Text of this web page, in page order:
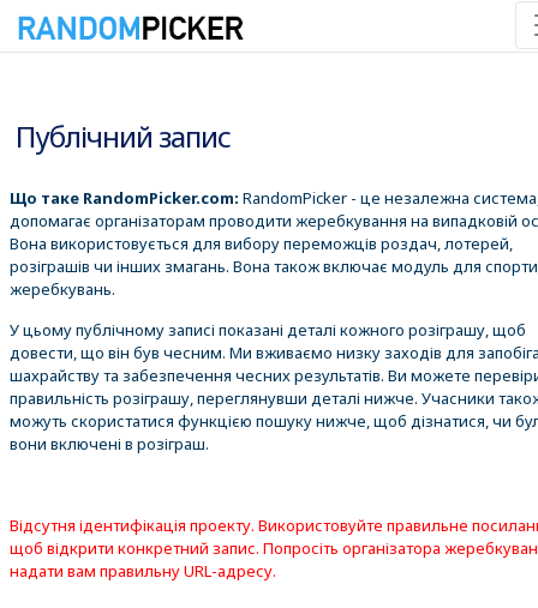
Публічний запис
Що таке RandomPicker.com: RandomPicker - це незалежна
допомагає організаторам проводити жеребкування на випадковій
Вона використовується для вибору переможців роздач, лотерей,
розіграшів чи інших змагань. Вона також включає модуль для
жеребкувань.
У цьому публічному записі показані деталі кожного розіграшу, щоб
довести, що він був чесним. Ми вживаємо низку заходів для
шахрайству та забезпечення чесних результатів. Ви можете
правильність розіграшу, переглянувши деталі нижче. Учасники
можуть скористатися функцією пошуку нижче, щоб дізнатися, чи
вони включені в розіграш.
Відсутня ідентифікація проекту. Використовуйте правильне
щоб відкрити конкретний запис. Попросіть організатора
надати вам правильну URL-адресу.